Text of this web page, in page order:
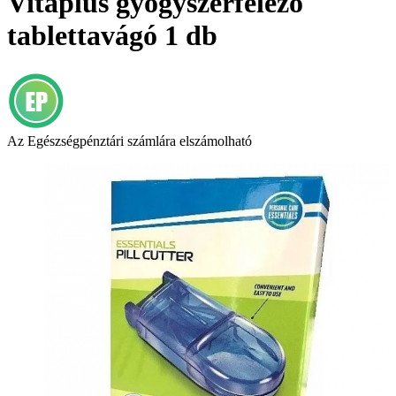
tablettavágó 1 db
Az Egészségpénztári számlára elszámolható